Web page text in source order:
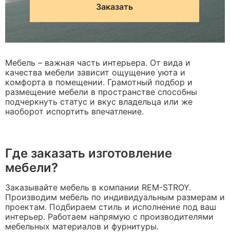
Заказать
Мебель – важная часть интерьера. От вида и
качества мебели зависит ощущение уюта и
комфорта в помещении. Грамотный подбор и
размещение мебели в пространстве способны
подчеркнуть статус и вкус владельца или же
наоборот испортить впечатление.
Где заказать изготовление
мебели?
Заказывайте мебель в компании REM-STROY.
Производим мебель по индивидуальным размерам и
проектам. Подбираем стиль и исполнение под ваш
интерьер. Работаем напрямую с производителями
мебельных материалов и фурнитуры.